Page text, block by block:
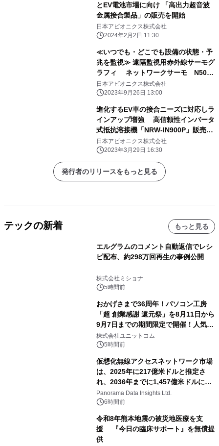
とEV電池市場に向け 「高出力超音波
金属接合製品」の販売を開始
日本アビオニクス株式会社
2024年2月2日 11:30
≪いつでも・どこでも設備の状態・予
兆を監視≫ 遠隔監視用赤外線サーモグ
ラフィ ネットワークサーモ N50シ
リーズを発売 点検の効率化や省人化
を促進かつ安全操業に貢献
日本アビオニクス株式会社
2023年9月26日 13:00
進化するEV車の接合ニーズに対応しラ
インアップ増強 高信頼性インバータ
式抵抗溶接機「NRW-IN900P」販売開
始
日本アビオニクス株式会社
2023年3月29日 16:30
発行者のリリースをもっと見る
テックの新着 もっと見る
エルグラムのコメント自動返信でレシ
ピ配布、約298万回再生の事例公開
株式会社ミショナ
5時間前
おかげさまで36周年！パソコン工房
「超 創業感謝 還元祭」を8月11日から
9月7日までの期間限定で開催！人気の
ゲーミングPCや高性能ノートPCなど
対象iiyama PCのご購入で最大3万円分
株式会社ユニットコム
5時間前
仮想化無線アクセスネットワーク市場
は、2025年に217億米ドルと推定さ
れ、2036年までに1,457億米ドルに達
すると予測されており、予測期間
（2026年～2036年）
Panorama Data Insights Ltd.
6時間前
令和8年熊本地震の被災地医療を支
援 『今日の臨床サポート』を無償提
供